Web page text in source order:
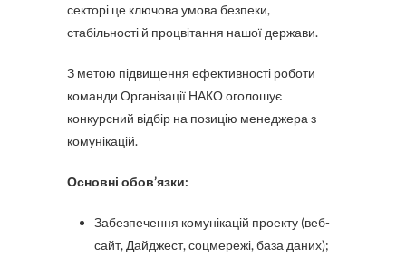
секторі це ключова умова безпеки,
стабільності й процвітання нашої держави.
З метою підвищення ефективності роботи
команди Організації НАКО оголошує
конкурсний відбір на позицію менеджера з
комунікацій.
Основні обов’язки:
Забезпечення комунікацій проекту (веб-
сайт, Дайджест, соцмережі, база даних);